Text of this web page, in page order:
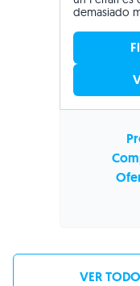
demasiado
VER